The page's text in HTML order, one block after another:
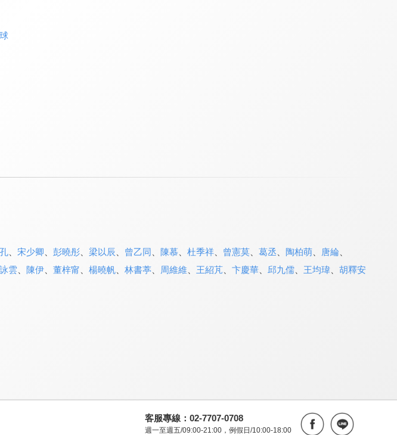
、 宋少卿 彭曉彤、 梁以辰 曾乙同 陳慕、 杜季祥、 曾憲莫、 葛丞 陶柏萌、 唐綸
雲 陳伊、 董梓甯 楊曉帆、 林書葶、 周維維、 王紹芃、 卞慶華、 邱九儒、 王均瑋、 胡釋安
客服專線：02-7707-0708
週一至週五/09:00-21:00，例假日/10:00-18:00